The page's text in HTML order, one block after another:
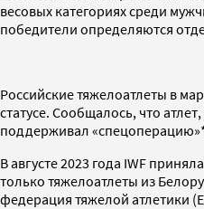
весовых категориях среди
победители определяются
Российские тяжелоатлеты в
статусе. Сообщалось, что
поддерживал
В августе 2023 года IWF
только тяжелоатлеты из
федерация тяжелой атлетики